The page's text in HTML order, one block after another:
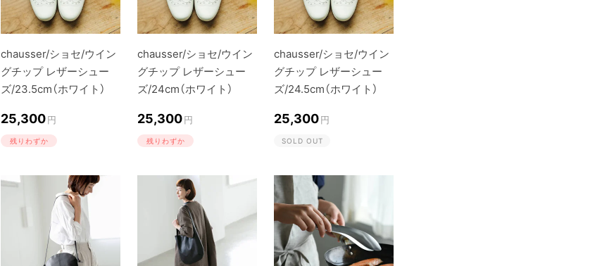
chausser/ショセ/ウイン
グチップ レザーシュー
ズ/23.5cm（ホワイト）
25,300円
残りわずか
chausser/ショセ/ウイン
グチップ レザーシュー
ズ/24cm（ホワイト）
25,300円
残りわずか
chausser/ショセ/ウイン
グチップ レザーシュー
ズ/24.5cm（ホワイト）
25,300円
SOLD OUT